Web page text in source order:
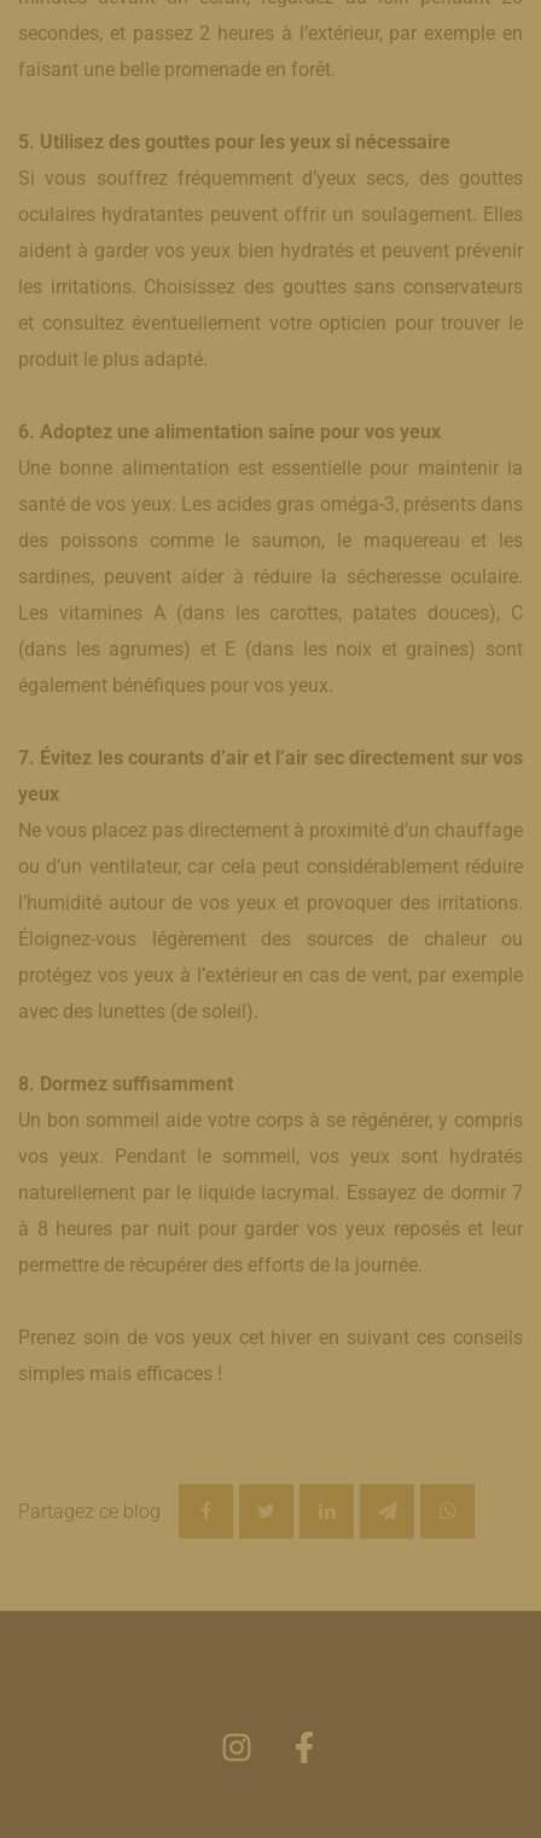
secondes, et passez 2 heures à l’extérieur, par exemple en
faisant une belle promenade en forêt.
5. Utilisez des gouttes pour les yeux si nécessaire
Si vous souffrez fréquemment d’yeux secs, des gouttes
oculaires hydratantes peuvent offrir un soulagement. Elles
aident à garder vos yeux bien hydratés et peuvent prévenir
les irritations. Choisissez des gouttes sans conservateurs
et consultez éventuellement votre opticien pour trouver le
produit le plus adapté.
6. Adoptez une alimentation saine pour vos yeux
Une bonne alimentation est essentielle pour maintenir la
santé de vos yeux. Les acides gras oméga-3, présents dans
des poissons comme le saumon, le maquereau et les
sardines, peuvent aider à réduire la sécheresse oculaire.
Les vitamines A (dans les carottes, patates douces), C
(dans les agrumes) et E (dans les noix et graines) sont
également bénéfiques pour vos yeux.
7. Évitez les courants d’air et l’air sec directement sur vos
yeux
Ne vous placez pas directement à proximité d’un chauffage
ou d’un ventilateur, car cela peut considérablement réduire
l’humidité autour de vos yeux et provoquer des irritations.
Éloignez-vous légèrement des sources de chaleur ou
protégez vos yeux à l’extérieur en cas de vent, par exemple
avec des lunettes (de soleil).
8. Dormez suffisamment
Un bon sommeil aide votre corps à se régénérer, y compris
vos yeux. Pendant le sommeil, vos yeux sont hydratés
naturellement par le liquide lacrymal. Essayez de dormir 7
à 8 heures par nuit pour garder vos yeux reposés et leur
permettre de récupérer des efforts de la journée.
Prenez soin de vos yeux cet hiver en suivant ces conseils
simples mais efficaces !
Partagez ce blog